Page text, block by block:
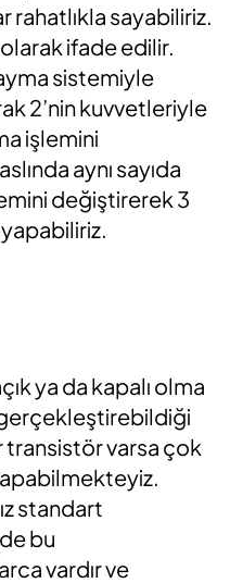
rahatlıkla sayabiliriz.
olarak ifade edilir.
sistemiyle
2’nin kuvvetleriyle
işlemini
aynı sayıda
değiştirerek 3
ya da kapalı olma
gerçekleştirebildiği
transistör varsa çok
standart
bu
vardır ve